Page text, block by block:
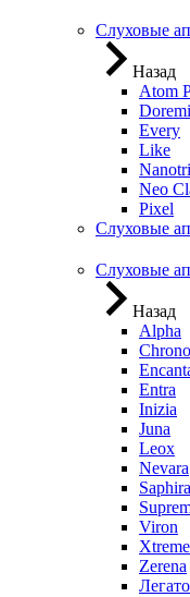
Слуховые
Назад
Atom
Doremi
Every
Like
Neo
Pixel
Слуховые
Слуховые
Назад
Alpha
Entra
Inizia
Juna
Leox
Nevara
Saphira
Viron
Xtreme
Zerena
Легато